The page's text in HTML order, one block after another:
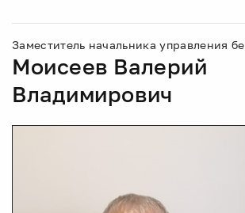
Заместитель начальника управления
Моисеев Валерий
Владимирович